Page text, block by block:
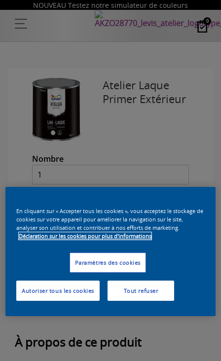
NOUVEAU Testez notre simulateur de couleurs
0
Atelier Laque
Primer Extérieur
Nombre
Taille du pack
Trouver un revendeur
Ajouter à la liste
À propos de ce produit
En cliquant sur « Accepter tous les cookies », vous acceptez le stockage de
cookies sur votre appareil pour améliorer la navigation sur le site,
analyser son utilisation et contribuer à nos efforts de marketing.
Déclaration sur les cookies pour plus d'informations
Paramètres des cookies
Tout refuser
Autoriser tous les cookies